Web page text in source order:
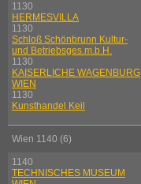
1130
HERMESVILLA
1130
Schloß Schönbrunn Kultur-
und Betriebsges.m.b.H.
1130
KAISERLICHE WAGENBURG
WIEN
1130
Kunsthandel Keil
Wien 1140 (6)
1140
TECHNISCHES MUSEUM